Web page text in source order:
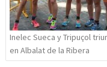
Inelec Sueca y Tripuçol
en Albalat de la Ribera